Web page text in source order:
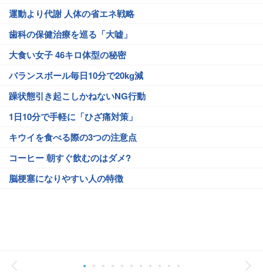
運動より代謝 人体の省エネ戦略
歯科の保健治療を巡る「大嘘」
大食い女子 46キロ体型の秘密
バランスボール毎日10分で20kg減
躁状態引き起こしかねないNG行動
1日10分で手軽に「ひざ痛対策」
キウイを食べる際の3つの注意点
コーヒー 朝すぐ飲むのはダメ?
脳梗塞になりやすい人の特徴